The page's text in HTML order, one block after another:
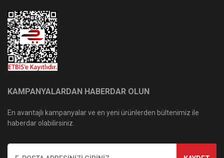
KAMPANYALARDAN HABERDAR OLUN
En avantajlı kampanyalar ve en yeni ürünlerden bültenimiz ile
haberdar olabilirsiniz.